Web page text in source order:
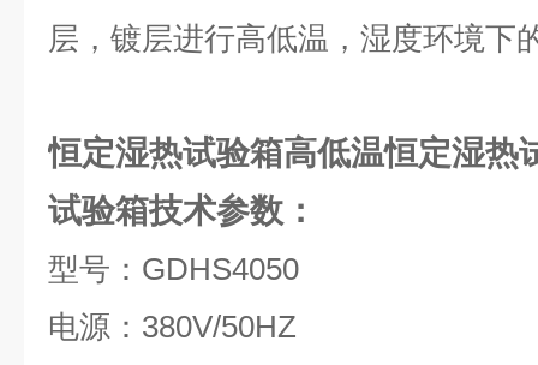
层，镀层进行高低温，湿度环境下
恒定湿热试验箱高低温恒定湿热
试验箱技术参数：
型号： GDHS4050
电源：380V/50HZ